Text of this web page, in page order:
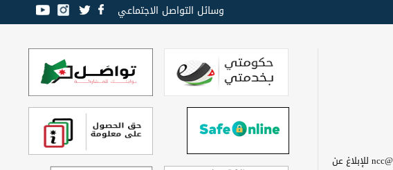
وسائل التواصل الاجتماعي
يرجى الاتصال على 065008080 أو إرسال بريد إلكتروني إلى ncc@nitc.gov.jo للإبلاغ عن